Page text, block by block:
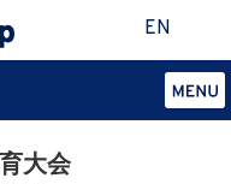
EN
大会